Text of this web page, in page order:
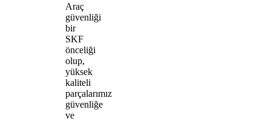
Araç
güvenliği
bir
SKF
önceliği
olup,
yüksek
kaliteli
parçalarımız
güvenliğe
ve